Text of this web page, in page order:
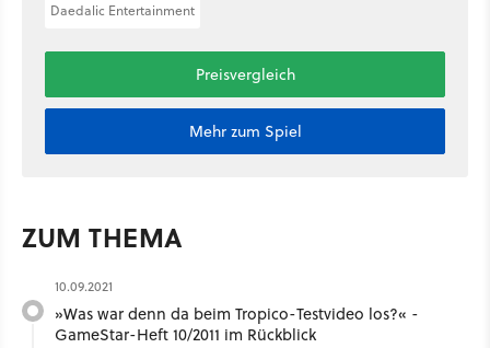
Daedalic Entertainment
Preisvergleich
Mehr zum Spiel
ZUM THEMA
10.09.2021
»Was war denn da beim Tropico-Testvideo los?« -
GameStar-Heft 10/2011 im Rückblick